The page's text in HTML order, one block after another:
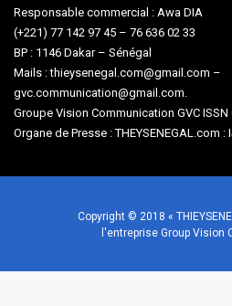
Responsable commercial : Awa DIA
(+221) 77 142 97 45 – 76 636 02 33
BP : 1146 Dakar – Sénégal
Mails : thieysenegal.com@gmail.com –
gvc.communication@gmail.com.
Groupe Vision Communication GVC ISSN
Organe de Presse : THEYSENEGAL.com :
Copyright © 2018 «
l'entreprise Group Vision